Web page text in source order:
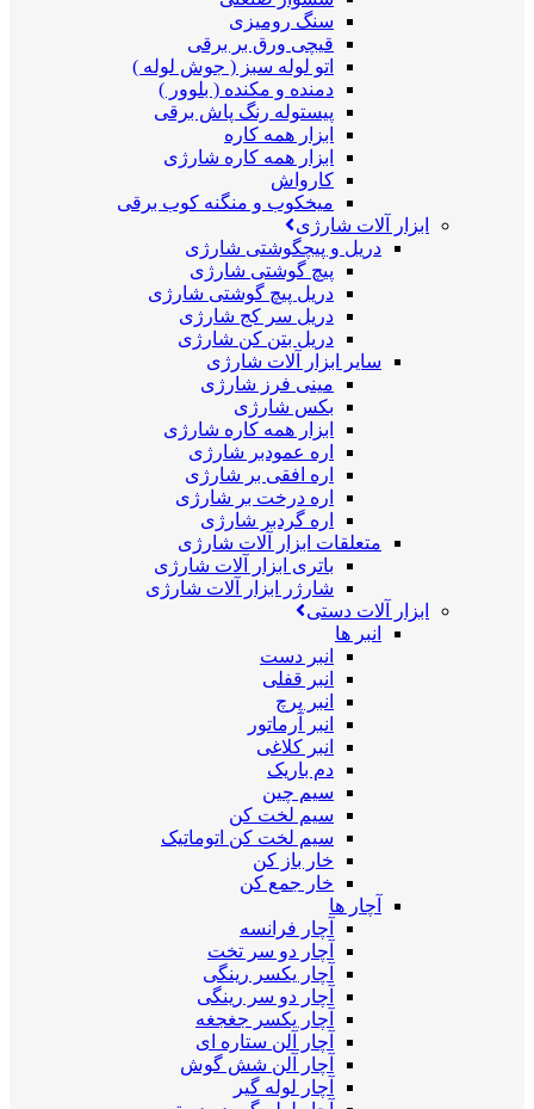
سنگ رومیزی
قیچی ورق بر برقی
اتو لوله سبز ( جوش لوله )
دمنده و مکنده ( بلوور )
پیستوله رنگ پاش برقی
ابزار همه کاره
ابزار همه کاره شارژی
کارواش
میخکوب و منگنه کوب برقی
ابزار آلات شارژی
دریل و پیچگوشتی شارژی
پیچ گوشتی شارژی
دریل پیچ گوشتی شارژی
دریل سر کج شارژی
دریل بتن کن شارژی
سایر ابزار آلات شارژی
مینی فرز شارژی
بکس شارژی
ابزار همه کاره شارژی
اره عمودبر شارژی
اره افقی بر شارژی
اره درخت بر شارژی
اره گردبر شارژی
متعلقات ابزار آلات شارژی
باتری ابزار آلات شارژی
شارژر ابزار آلات شارژی
ابزار آلات دستی
انبر ها
انبر دست
انبر قفلی
انبر پرچ
انبر آرماتور
انبر کلاغی
دم باریک
سیم چین
سیم لخت کن
سیم لخت کن اتوماتیک
خار باز کن
خار جمع کن
آچار ها
آچار فرانسه
آچار دو سر تخت
آچار یکسر رینگی
آچار دو سر رینگی
آچار یکسر جغجغه
آچار آلن ستاره ای
آچار آلن شش گوش
آچار لوله گیر